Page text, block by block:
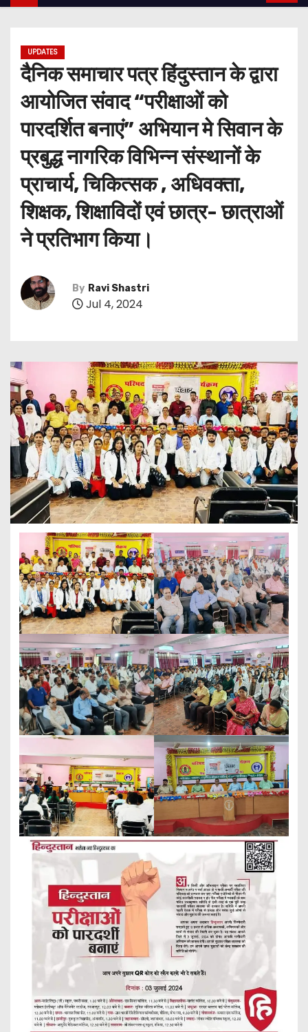
UPDATES
दैनिक समाचार पत्र हिंदुस्तान के द्वारा
आयोजित संवाद “परीक्षाओं को
पारदर्शित बनाएं” अभियान मे सिवान के
प्रबुद्ध नागरिक विभिन्न संस्थानों के
प्राचार्य, चिकित्सक , अधिवक्ता,
शिक्षक, शिक्षाविदों एवं छात्र- छात्राओं
ने प्रतिभाग किया।
By Ravi Shastri
Jul 4, 2024